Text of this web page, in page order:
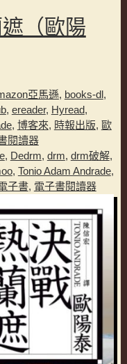
（歐陽
亞馬遜, books-dl,
, ereader, Hyread,
, 博客來, 時報出版, 歐
閱讀器
, Dedrm, drm, drm破解,
, Tonio Adam Andrade,
子書, 電子書閱讀器